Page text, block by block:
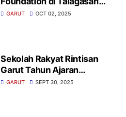
Kecamatan Banjarwangi
GARUT OCT 02, 2025
‎Sekolah Rakyat Rintisan
Garut Tahun Ajaran
GARUT SEPT 30, 2025